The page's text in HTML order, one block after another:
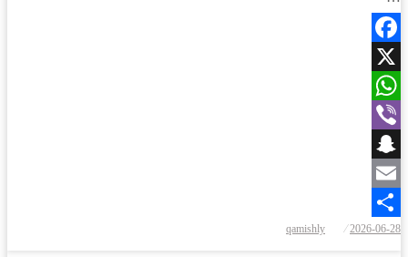
Facebook
X
WhatsApp
Viber
Snapchat
Email
Share
في
2026-06-28
qamishly